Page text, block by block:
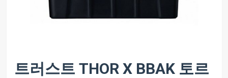
트러스트 THOR X BBAK 토르